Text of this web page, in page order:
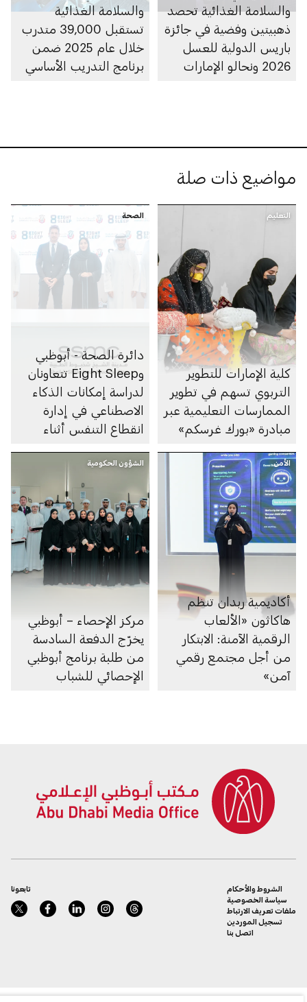
والسلامة الغذائية تحصد
ذهبيتين وفضية في جائزة
باريس الدولية للعسل
2026 ونحالو الإمارات
والسلامة الغذائية
تستقبل 39,000 متدرب
خلال عام 2025 ضمن
برنامج التدريب الأساسي
مواضيع ذات صلة
التعليم
كلية الإمارات للتطوير
التربوي تسهم في تطوير
الممارسات التعليمية عبر
مبادرة «بورك غرسكم»
الصحة
دائرة الصحة - أبوظبي
وEight Sleep تتعاونان
لدراسة إمكانات الذكاء
الاصطناعي في إدارة
انقطاع التنفس أثناء
الأمن
أكاديمية ربدان تنظم
هاكاثون «الألعاب
الرقمية الآمنة: الابتكار
من أجل مجتمع رقمي
آمن»
الشؤون الحكومية
مركز الإحصاء – أبوظبي
يخرّج الدفعة السادسة
من طلبة برنامج أبوظبي
الإحصائي للشباب
تابعونا
الشروط والأحكام
سياسة الخصوصية
ملفات تعريف الارتباط
تسجيل الموردين
اتصل بنا